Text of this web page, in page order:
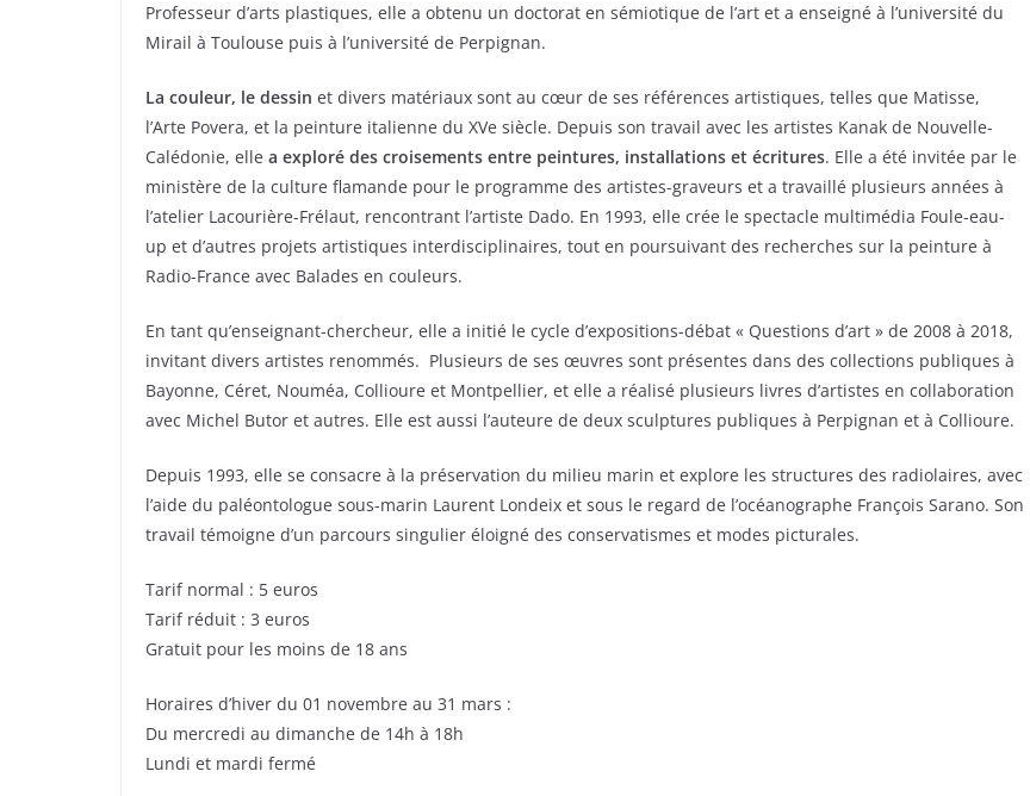
Professeur d’arts plastiques, elle a obtenu un doctorat en sémiotique de l’art et a enseigné à l’université du
Mirail à Toulouse puis à l’université de Perpignan.
La couleur, le dessin et divers matériaux sont au cœur de ses références artistiques, telles que Matisse,
l’Arte Povera, et la peinture italienne du XVe siècle. Depuis son travail avec les artistes Kanak de Nouvelle-
Calédonie, elle a exploré des croisements entre peintures, installations et écritures. Elle a été invitée par le
ministère de la culture flamande pour le programme des artistes-graveurs et a travaillé plusieurs années à
l’atelier Lacourière-Frélaut, rencontrant l’artiste Dado. En 1993, elle crée le spectacle multimédia Foule-eau-
up et d’autres projets artistiques interdisciplinaires, tout en poursuivant des recherches sur la peinture à
Radio-France avec Balades en couleurs.
En tant qu’enseignant-chercheur, elle a initié le cycle d’expositions-débat « Questions d’art » de 2008 à 2018,
invitant divers artistes renommés. Plusieurs de ses œuvres sont présentes dans des collections publiques à
Bayonne, Céret, Nouméa, Collioure et Montpellier, et elle a réalisé plusieurs livres d’artistes en collaboration
avec Michel Butor et autres. Elle est aussi l’auteure de deux sculptures publiques à Perpignan et à Collioure.
Depuis 1993, elle se consacre à la préservation du milieu marin et explore les structures des radiolaires, avec
l’aide du paléontologue sous-marin Laurent Londeix et sous le regard de l’océanographe François Sarano. Son
travail témoigne d’un parcours singulier éloigné des conservatismes et modes picturales.
Tarif normal : 5 euros
Tarif réduit : 3 euros
Gratuit pour les moins de 18 ans
Horaires d’hiver du 01 novembre au 31 mars :
Du mercredi au dimanche de 14h à 18h
Lundi et mardi fermé